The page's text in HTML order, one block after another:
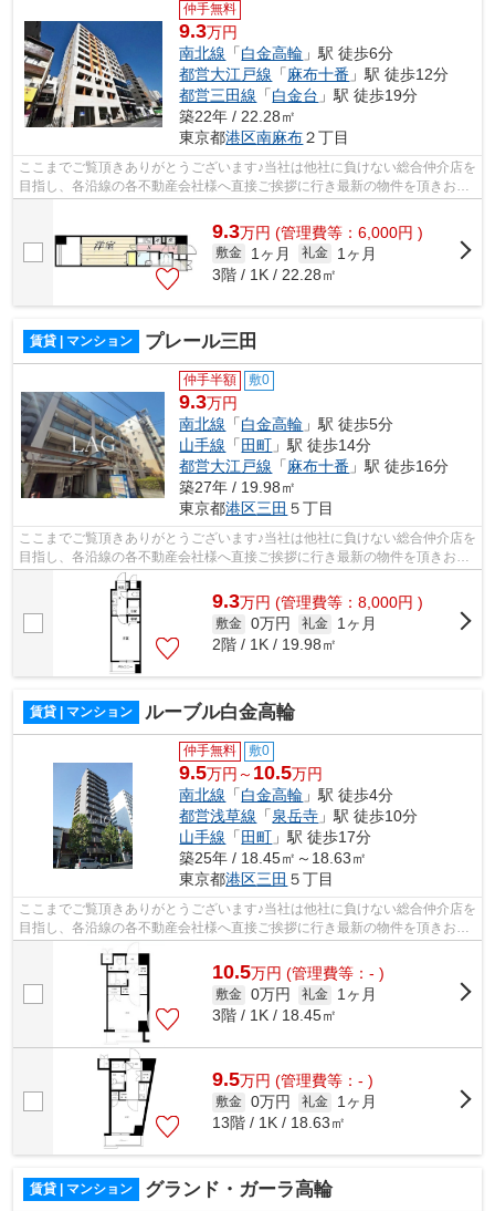
仲手無料
9.3万円
南北線 「白金高輪 」駅 徒歩6分
都営大江戸線 「麻布十番 」駅 徒歩12分
都営三田線 「白金台 」駅 徒歩19分
築22年 / 22.28㎡
東京都港区南麻布２丁目
ここまでご覧頂きありがとうございます♪当社は他社に負けない総合仲介店を
目指し、各沿線の各不動産会社様へ直接ご挨拶に行き最新の物件を頂きお客
9.3万円 (管理費等：6,000円 )
敷金 1ヶ月 礼金
1ヶ月
3階 / 1K / 22.28㎡
賃貸 | マンション プレール三田
仲手半額 敷0
9.3万円
南北線 「白金高輪 」駅 徒歩5分
山手線 「 田町 」駅 徒歩14分
都営大江戸線 「麻布十番 」駅 徒歩16分
築27年 / 19.98㎡
東京都港区三田 ５丁目
ここまでご覧頂きありがとうございます♪当社は他社に負けない総合仲介店を
目指し、各沿線の各不動産会社様へ直接ご挨拶に行き最新の物件を頂きお客
様へ提供しております！最新の情報は...
9.3万円 (管理費等：8,000円 )
敷金 0万円 礼金
1ヶ月
2階 / 1K / 19.98㎡
賃貸 | マンション ルーブル白金高輪
仲手無料 敷0
9.5万円～ 10.5万円
南北線 「白金高輪 」駅 徒歩4分
都営浅草線 「泉岳寺 」駅 徒歩10分
山手線 「 田町 」駅 徒歩17分
築25年 / 18.45㎡～18.63㎡
東京都港区三田 ５丁目
ここまでご覧頂きありがとうございます♪当社は他社に負けない総合仲介店を
目指し、各沿線の各不動産会社様へ直接ご挨拶に行き最新の物件を頂きお客
様へ提供しております！最新の情報は...
10.5万円 (管理費等：- )
敷金 0万円 礼金
1ヶ月
3階 / 1K / 18.45㎡
9.5万円 (管理費等：- )
敷金 0万円 礼金
1ヶ月
13階 / 1K / 18.63㎡
賃貸 | マンション グランド・ガーラ高輪